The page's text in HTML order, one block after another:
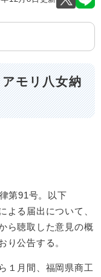
モリ八女納
第91号。以下
よる届出について、
ら聴取した意見の概
り公告する。
１月間、福岡県商工